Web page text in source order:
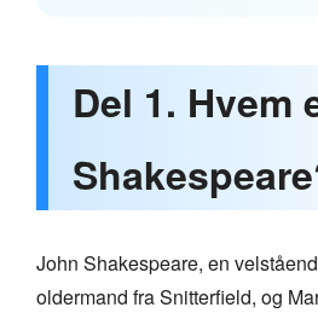
Del 1. Hvem
John Shakespeare, en
oldermand fra Snitterfield, og